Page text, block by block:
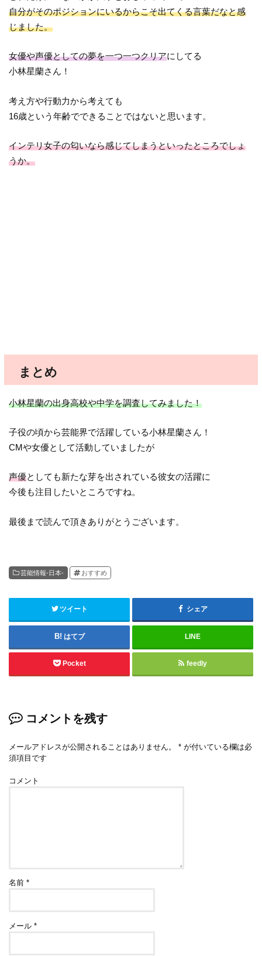
自分がそのポジションにいるからこそ出てくる言葉だなと感
じました。
女優や声優としての夢を一つ一つクリアにしてる
小林星蘭さん！
考え方や行動力から考えても
16歳という年齢でできることではないと思います。
インテリ女子の匂いなら感じてしまうといったところでしょ
うか。
まとめ
小林星蘭の出身高校や中学を調査してみました！
子役の頃から芸能界で活躍している小林星蘭さん！
CMや女優として活動していましたが
声優としても新たな芽を出されている彼女の活躍に
今後も注目したいところですね。
最後まで読んで頂きありがとうございます。
芸能情報-日本- おすすめ
ツイート シェア
はてブ LINE
Pocket feedly
コメントを残す
メールアドレスが公開されることはありません。 * が付いている欄は必
須項目です
コメント
名前*
メール*